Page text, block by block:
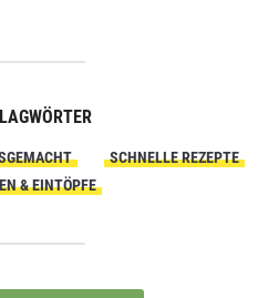
SCHNELLE REZEPTE
& EINTÖPFE